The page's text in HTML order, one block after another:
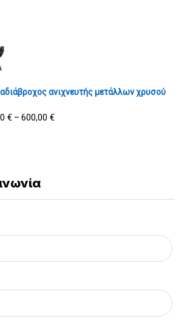
ανιχνευτής μετάλλων χρυσού
€ – 600,00 €